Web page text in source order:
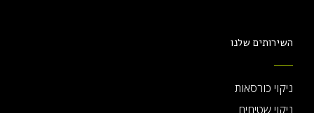
השירותים שלנו
ניקוי כורסאות
ניקוי שטיחים